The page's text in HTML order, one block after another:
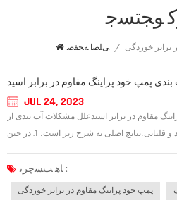
ﻮﺠﺘﺴﺟ
ﯽﻠﺻﺍ ﻪﺤﻔﺻ / برابر خوردگی
پمپ خود پراینگ مقاوم در برابر اسید
JUL 24, 2023
مقاوم در برابر اسیدعلل مشکلات آب بندی از
پمپ خود پراینگ مقاوم در برابر اسید و قلیایی:نتایج اصلی به شرح زیر است: 1. در حین
ﺎﻫ ﺐﺴﭼﺮﺑ :
پمپ خود پراینگ مقاوم در برابر خوردگی